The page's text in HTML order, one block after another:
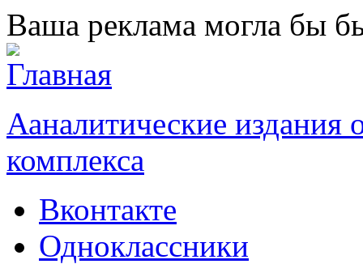
Перейти к основному содержанию
Ваша реклама могла бы
Ааналитические
комплекса
Вконтакте
Одноклассники